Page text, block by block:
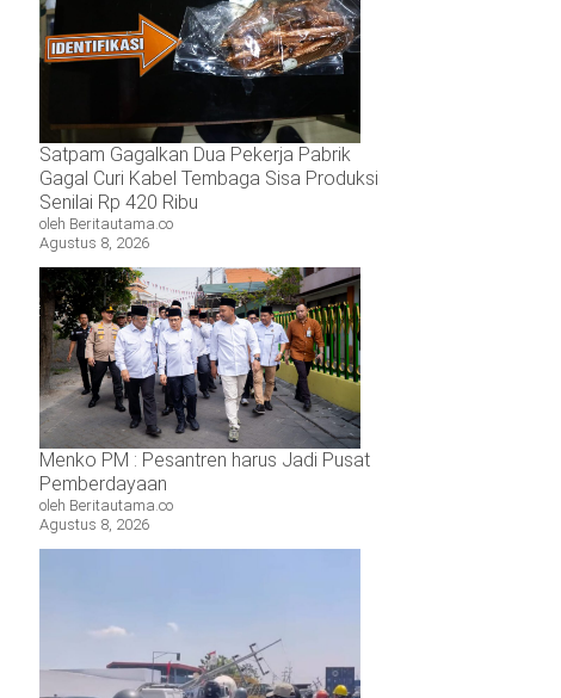
Gresik
Satpam Gagalkan Dua Pekerja Pabrik
Gagal Curi Kabel Tembaga Sisa Produksi
Senilai Rp 420 Ribu
oleh Beritautama.co
Agustus 8, 2026
Menko PM : Pesantren harus Jadi Pusat
Pemberdayaan
oleh Beritautama.co
Agustus 8, 2026